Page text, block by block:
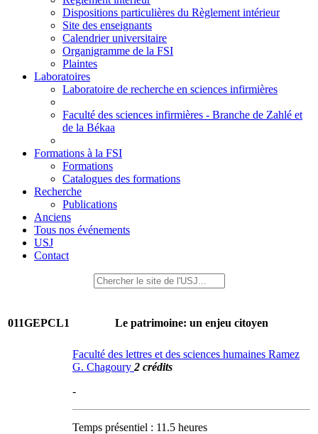
Dispositions particulières du Règlement intérieur
Site des enseignants
Calendrier universitaire
Organigramme de la FSI
Plaintes
Laboratoires
Laboratoire de recherche en sciences infirmières
Faculté des sciences infirmières - Branche de Zahlé et
de la Békaa
Formations à la FSI
Formations
Catalogues des formations
Recherche
Publications
Anciens
Tous nos événements
USJ
Contact
011GEPCL1 Le patrimoine: un enjeu citoyen
Faculté des lettres et des sciences humaines Ramez
G. Chagoury 2 crédits
-
Temps présentiel : 11.5 heures